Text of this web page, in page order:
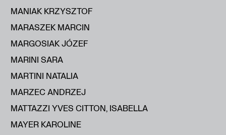
MANIAK KRZYSZTOF
MARASZEK MARCIN
MARGOSIAK JÓZEF
MARINI SARA
MARTINI NATALIA
MARZEC ANDRZEJ
MATTAZZI YVES CITTON, ISABELLA
MAYER KAROLINE